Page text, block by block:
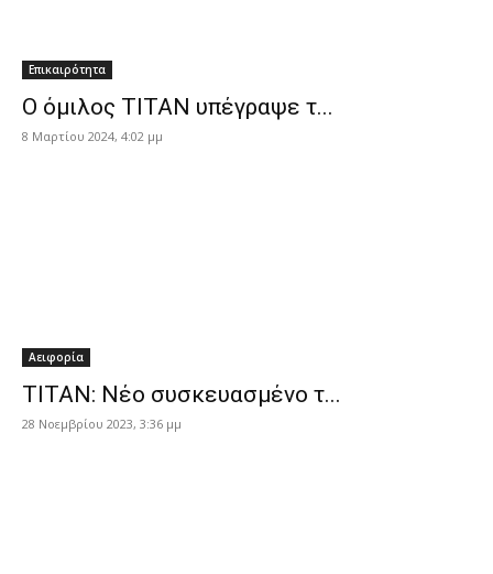
Επικαιρότητα
Ο όμιλος ΤΙΤΑΝ υπέγραψε τ...
8 Μαρτίου 2024, 4:02 μμ
Αειφορία
ΤΙΤΑΝ: Νέο συσκευασμένο τ...
28 Νοεμβρίου 2023, 3:36 μμ